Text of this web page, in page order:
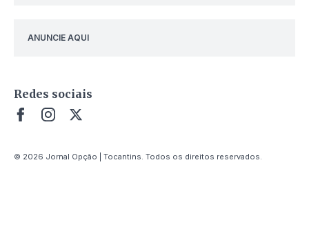
ANUNCIE AQUI
Redes sociais
© 2026 Jornal Opção | Tocantins. Todos os direitos reservados.